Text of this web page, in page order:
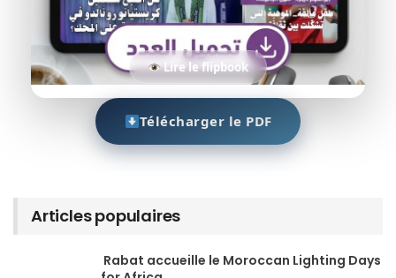
Lire le flipbook
Télécharger le PDF
Articles populaires
Rabat accueille le Moroccan Lighting Days